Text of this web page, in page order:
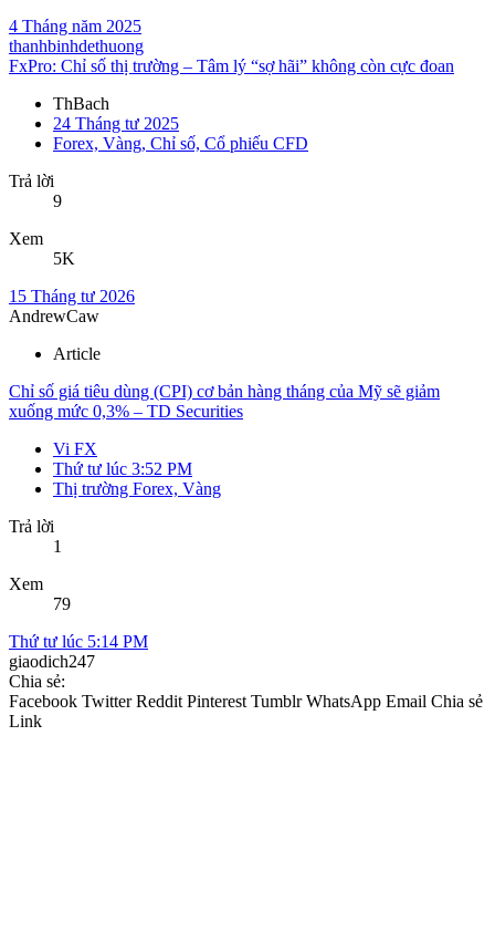
4 Tháng năm 2025
thanhbinhdethuong
FxPro: Chỉ số thị trường – Tâm lý “sợ hãi” không còn cực đoan
ThBach
24 Tháng tư 2025
Forex, Vàng, Chỉ số, Cổ phiếu CFD
Trả lời
9
Xem
5K
15 Tháng tư 2026
AndrewCaw
Article
Chỉ số giá tiêu dùng (CPI) cơ bản hàng tháng của Mỹ sẽ giảm
xuống mức 0,3% – TD Securities
Vi FX
Thứ tư lúc 3:52 PM
Thị trường Forex, Vàng
Trả lời
1
Xem
79
Thứ tư lúc 5:14 PM
giaodich247
Chia sẻ:
Facebook Twitter Reddit Pinterest Tumblr WhatsApp Email Chia sẻ
Link